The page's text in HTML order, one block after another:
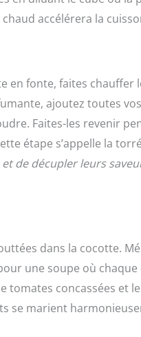
accélérera la
fonte, faites chauffer
ajoutez toutes
Faites-les revenir
étape s’appelle la
de décupler leurs
dans la cocotte.
une soupe où
tomates concassées et
se marient